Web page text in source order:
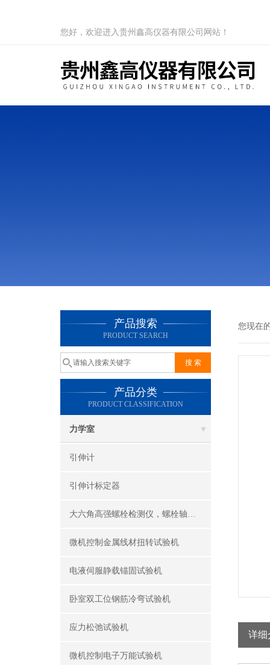
您好，欢迎进入贵州鑫高仪器有限公司网站！
产品搜索
PRODUCT SEARCH
产品分类
PRODUCT CLASSIFICATION
力学室
引伸计
引伸计标定器
大六角高强螺栓检测仪，螺栓轴力计，抗滑移系数检测仪
微机控制金属线材扭转试验机
电液伺服静载锚固试验机
卧室双工位钢筋冷弯试验机
应力松弛试验机
微机控制电子万能试验机
您现在
详细